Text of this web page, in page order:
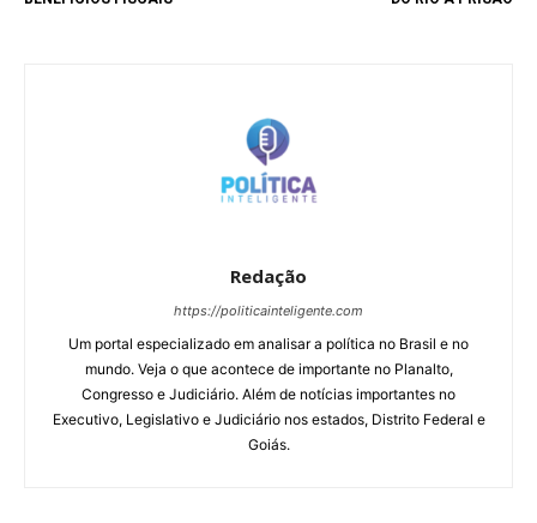
Redação
https://politicainteligente.com
Um portal especializado em analisar a política no Brasil e no
mundo. Veja o que acontece de importante no Planalto,
Congresso e Judiciário. Além de notícias importantes no
Executivo, Legislativo e Judiciário nos estados, Distrito Federal e
Goiás.